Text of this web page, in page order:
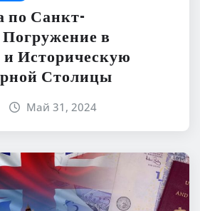
по Санкт-
в
Историческую
Столицы
Май 31, 2024